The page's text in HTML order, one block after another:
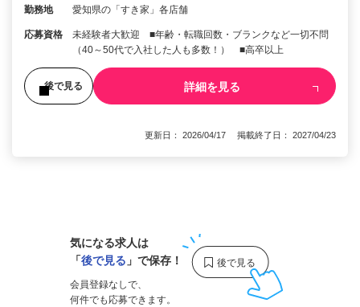
勤務地 愛知県の「すき家」各店舗
応募資格
未経験者大歓迎 ■年齢・転職回数・ブランクなど一切不問
（40～50代で入社した人も多数！） ■高卒以上
後で見る 詳細を見る
更新日： 2026/04/17 掲載終了日： 2027/04/23
気になる求人は
「後で見る 」で保存！
会員登録なしで、
何件でも応募できます。